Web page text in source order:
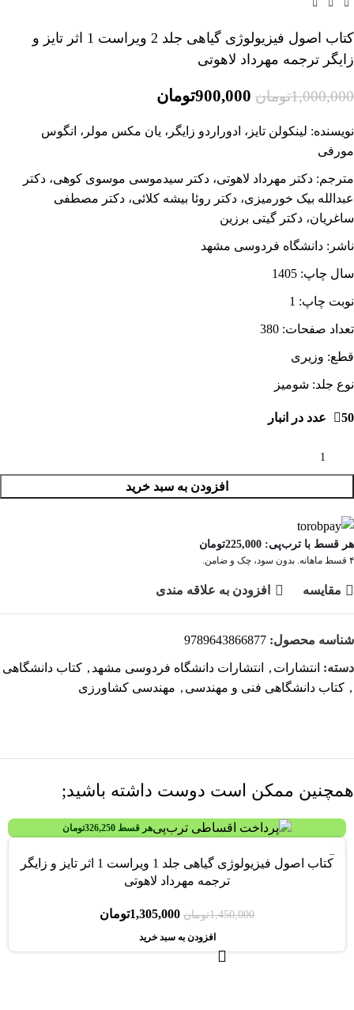
کتاب اصول فیزیولوژی گیاهی جلد 2 ویراست 1 اثر تایز و
زایگر ترجمه مهرداد لاهوتی
1,000,000تومان 900,000تومان
نویسنده: لینکولن تایز، ادوراردو زایگر، یان مکس مولر، انگوس
مورفی
مترجم: دکتر مهرداد لاهوتی، دکتر سیدموسی موسوی کوهی، دکتر
عبدالله بیک خورمیزی، دکتر روئا بیشه کلائی، دکتر مصطفی
ساغریان، دکتر گیتی برزین
ناشر: دانشگاه فردوسی مشهد
سال چاپ: 1405
نوبت چاپ: 1
تعداد صفحات: 380
قطع: وزیری
نوع جلد: شومیز
50 عدد در انبار
افزودن به سبد خرید
هر قسط با ترب‌پی: 225,000تومان
۴ قسط ماهانه. بدون سود، چک و ضامن.
مقايسه افزودن به علاقه مندی
شناسه محصول: 9789643866877
دسته: انتشارات , انتشارات دانشگاه فردوسی مشهد , کتاب دانشگاهی
, کتاب دانشگاهی فنی و مهندسی , مهندسی کشاورزی
همچنین ممکن است دوست داشته باشید;
هر قسط 326,250تومان
کتاب اصول فیزیولوژی گیاهی جلد 1 ویراست 1 اثر تایز و زایگر
ترجمه مهرداد لاهوتی
1,450,000تومان 1,305,000تومان
افزودن به سبد خرید